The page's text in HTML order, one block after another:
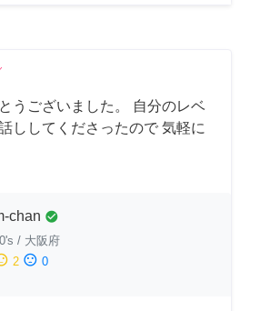
うございました。 自分のレベ
ししてくださったので 気軽に
chan check_circle
/ 大阪府
2 sentiment_dissatisfied 0